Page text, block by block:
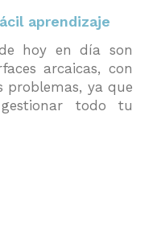
aprendizaje
hoy en día son
arcaicas, con
problemas, ya que
todo tu